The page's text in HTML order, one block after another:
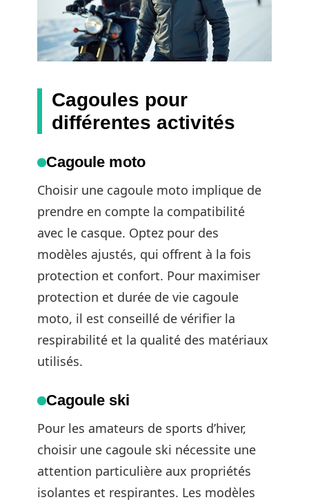
Cagoules pour
différentes activités
Cagoule moto
Choisir une cagoule moto implique de
prendre en compte la compatibilité
avec le casque. Optez pour des
modèles ajustés, qui offrent à la fois
protection et confort. Pour maximiser
protection et durée de vie cagoule
moto, il est conseillé de vérifier la
respirabilité et la qualité des matériaux
utilisés.
Cagoule ski
Pour les amateurs de sports d’hiver,
choisir une cagoule ski nécessite une
attention particulière aux propriétés
isolantes et respirantes. Les modèles